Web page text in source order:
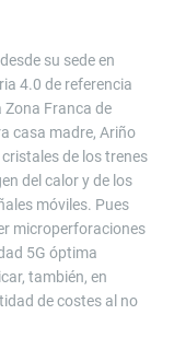
su sede en
4.0 de referencia
Zona Franca de
casa madre, Ariño
de los trenes
del calor y de los
móviles. Pues
microperforaciones
5G óptima
también, en
de costes al no